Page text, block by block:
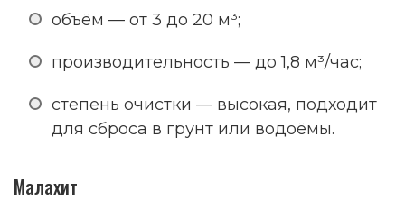
объём — от 3 до 20 м³;
производительность — до 1,8 м³/час;
степень очистки — высокая, подходит
для сброса в грунт или водоёмы.
Малахит